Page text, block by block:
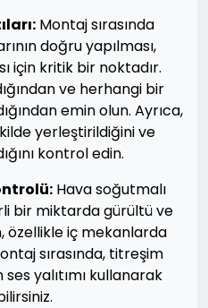
Montaj sırasında
doğru yapılması,
için kritik bir noktadır.
ve herhangi bir
emin olun. Ayrıca,
yerleştirildiğini ve
kontrol edin.
Hava soğutmalı
bir miktarda gürültü ve
özellikle iç mekanlarda
sırasında, titreşim
yalıtımı kullanarak